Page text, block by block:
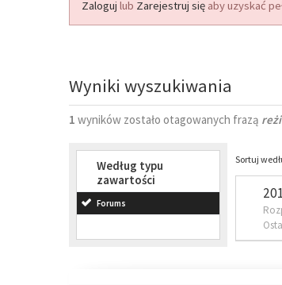
Zaloguj lub Zarejestruj się aby uzyskać
Wyniki wyszukiwania
1 wyników zostało otagowanych frazą
Według typu
zawartości
Forums
Sortuj